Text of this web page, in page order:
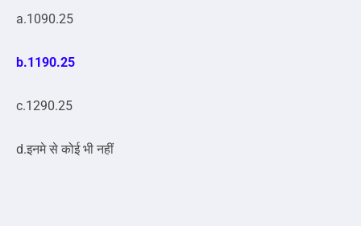
a.1090.25
b.1190.25
c.1290.25
d.इनमे से कोई भी नहीं